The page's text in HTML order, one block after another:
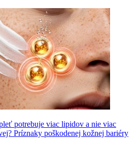
potrebuje viac lipidov a nie viac
Príznaky poškodenej kožnej bariéry